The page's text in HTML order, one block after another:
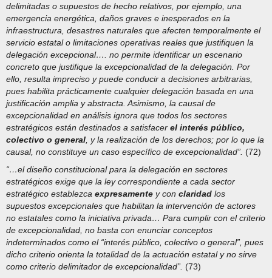
delimitadas o supuestos de hecho relativos, por ejemplo, una
emergencia energética, daños graves e inesperados en la
infraestructura, desastres naturales que afecten temporalmente el
servicio estatal o limitaciones operativas reales que justifiquen la
delegación excepcional…. no permite identificar un escenario
concreto que justifique la excepcionalidad de la delegación. Por
ello, resulta impreciso y puede conducir a decisiones arbitrarias,
pues habilita prácticamente cualquier delegación basada en una
justificación amplia y abstracta. Asimismo, la causal de
excepcionalidad en análisis ignora que todos los sectores
estratégicos están destinados a satisfacer el interés público,
colectivo o general , y la realización de los derechos; por lo que la
causal, no constituye un caso específico de excepcionalidad”. (72)
“…el diseño constitucional para la delegación en sectores
estratégicos exige que la ley correspondiente a cada sector
estratégico establezca expresamente y con claridad los
supuestos excepcionales que habilitan la intervención de actores
no estatales como la iniciativa privada… Para cumplir con el criterio
de excepcionalidad, no basta con enunciar conceptos
indeterminados como el “interés público, colectivo o general”, pues
dicho criterio orienta la totalidad de la actuación estatal y no sirve
como criterio delimitador de excepcionalidad”. (73)